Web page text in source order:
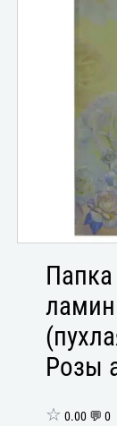
Розы
☆ 0.00 💬 0